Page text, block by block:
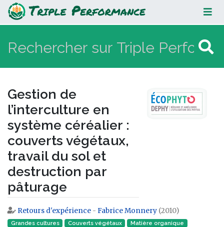
Gestion de l’interculture en
système céréalier : couverts
végétaux, travail du sol et
destruction par pâturage
Gestion de
l’interculture en
système céréalier :
couverts végétaux,
travail du sol et
destruction par
pâturage
Aller à :navigation,rechercher
Retours d'expérience - Fabrice Monnery (2010)
Grandes cultures Couverts végétaux
Matière organique